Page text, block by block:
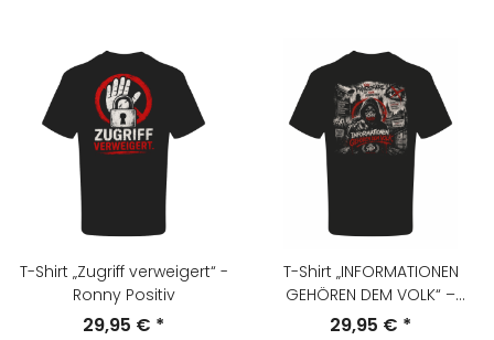
T-Shirt „Zugriff verweigert“ -
Ronny Positiv
29,95 € *
T-Shirt „INFORMATIONEN
GEHÖREN DEM VOLK“ –
Ronny Positiv
29,95 € *